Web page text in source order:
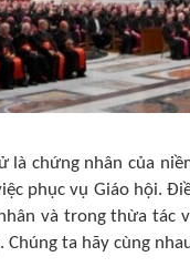
chứng nhân của
phục vụ Giáo hội.
và trong thừa tác
Chúng ta hãy cùng